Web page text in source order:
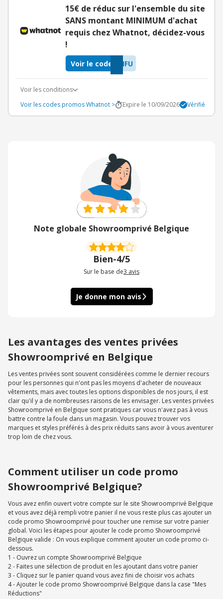
15€ de réduc sur l'ensemble du site
SANS montant MINIMUM d'achat
requis chez Whatnot, décidez-vous
!
IFU
Voir le code
Voir les conditions
Voir les codes promos Whatnot >
Expire le 10/09/2026 Vérifié
Note globale Showroomprivé Belgique
Bien-4/5
Sur le base de3 avis
Je donne mon avis
Les avantages des ventes privées
Showroomprivé en Belgique
Les ventes privées sont souvent considérées comme le dernier recours
pour les personnes qui n'ont pas les moyens d'acheter de nouveaux
vêtements, mais avec toutes les options disponibles de nos jours, il est
clair qu'il y a de nombreuses raisons de les envisager. Les ventes privées
Showroomprivé en Belgique sont pratiques car vous n'avez pas à vous
battre contre la foule dans un magasin. Vous pouvez trouver vos
marques et styles préférés à des prix réduits sans avoir à vous aventurer
trop loin de chez vous.
Comment utiliser un code promo
Showroomprivé Belgique?
Vous avez enfin ouvert votre compte sur le site Showroomprivé Belgique
et vous avez déjà rempli votre panier il ne vous reste plus cas ajouter un
code promo Showroomprivé pour toucher une remise sur votre panier
global. Voici les étapes pour ajouter le code promo Showroomprivé
Belgique valide : On vous explique comment ajouter un code promo ci-
dessous.
1 - Ouvrez un compte Showroomprivé Belgique
2 - Faites une sélection de produit en les ajoutant dans votre panier
3 - Cliquez sur le panier quand vous avez fini de choisir vos achats
4 - Ajouter le code promo Showroomprivé Belgique dans la case "Mes
Réductions"